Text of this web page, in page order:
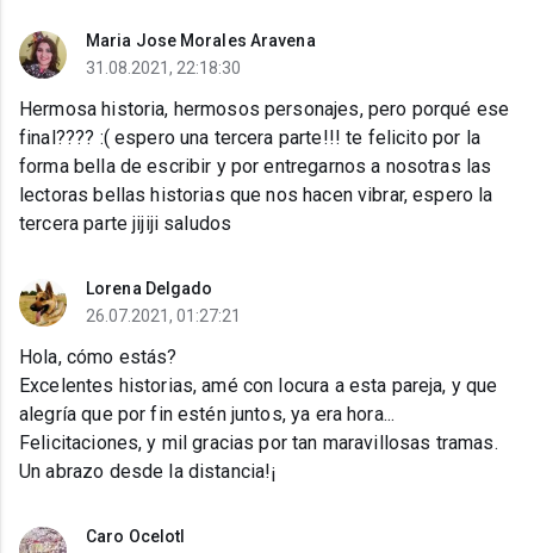
Maria Jose Morales Aravena
31.08.2021, 22:18:30
Hermosa historia, hermosos personajes, pero porqué ese
final???? :( espero una tercera parte!!! te felicito por la
forma bella de escribir y por entregarnos a nosotras las
lectoras bellas historias que nos hacen vibrar, espero la
tercera parte jijiji saludos
Lorena Delgado
26.07.2021, 01:27:21
Hola, cómo estás?
Excelentes historias, amé con locura a esta pareja, y que
alegría que por fin estén juntos, ya era hora...
Felicitaciones, y mil gracias por tan maravillosas tramas.
Un abrazo desde la distancia!¡
Caro Ocelotl